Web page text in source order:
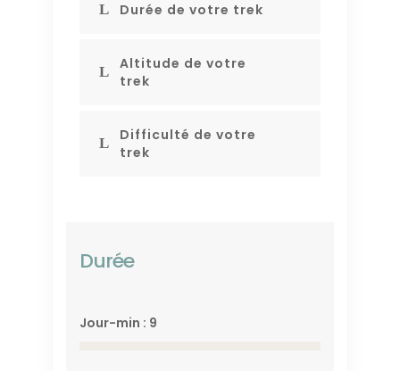
Durée de votre trek
Altitude de votre
trek
Difficulté de votre
trek
Durée
Jour-min : 9